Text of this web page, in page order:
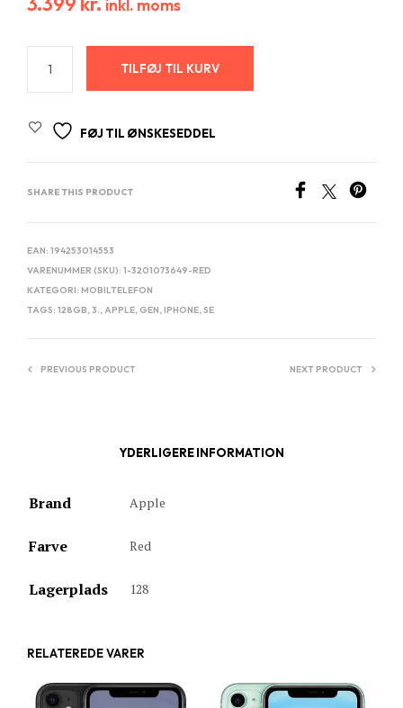
inkl. moms
TILFØJ TIL KURV
FØJ TIL ØNSKESEDDEL
SHARE THIS PRODUCT
EAN: 194253014553
VARENUMMER (SKU): 1-3201073649-RED
KATEGORI: MOBILTELEFON
TAGS: 128GB,3.,APPLE, GEN,IPHONE,SE
PREVIOUS PRODUCT NEXT PRODUCT
YDERLIGERE INFORMATION
Brand Apple
Farve Red
Lagerplads 128
RELATEREDE VARER